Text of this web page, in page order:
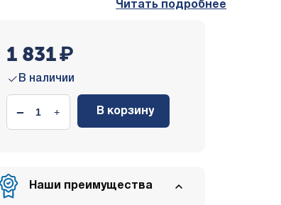
Читать подробнее
1 831₽
В наличии
+
− В корзину
Наши преимущества